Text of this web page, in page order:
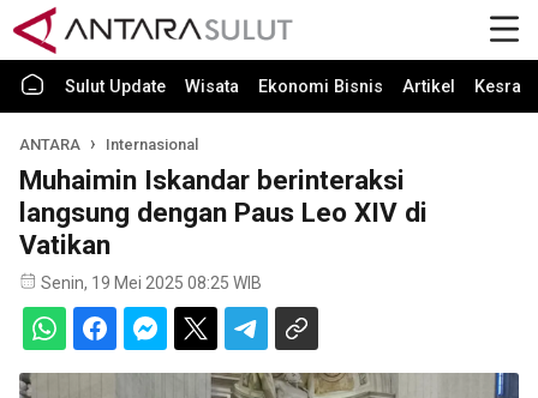
Sulut Update Wisata Ekonomi Bisnis Artikel Kesra
ANTARA Internasional
Muhaimin Iskandar berinteraksi
langsung dengan Paus Leo XIV di
Vatikan
Senin, 19 Mei 2025 08:25 WIB